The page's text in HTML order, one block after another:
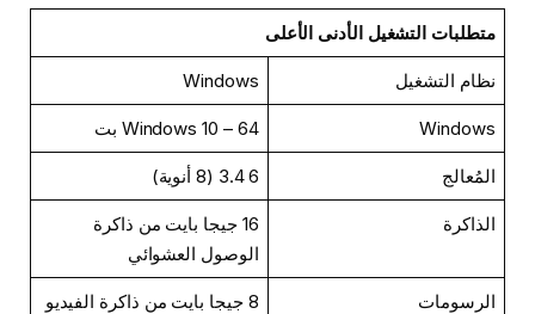
متطلبات التشغيل الأدنى الأعلى
نظام التشغيل Windows
Windows Windows 10 – 64 بت
المُعالج 6 3.4 (8 أنوية)
الذاكرة
16 جيجا بايت من ذاكرة
الوصول العشوائي
الرسومات
8 جيجا بايت من ذاكرة الفيديو